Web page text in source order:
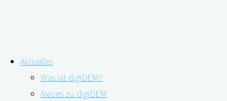
Inhalt
springen
Aktuelles
Was ist digiDEM?
Neues zu digiDEM
Wie sich die Pflege auf die